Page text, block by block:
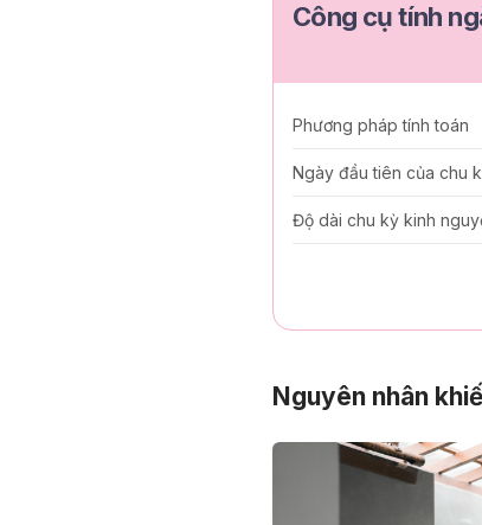
Công cụ tính
Phương pháp tính toán
Ngày đầu tiên của chu
Độ dài chu kỳ kinh
Nguyên nhân